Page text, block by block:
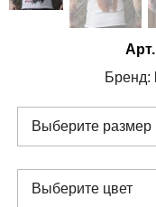
Арт.
Бренд:
Выберите размер
Выберите цвет